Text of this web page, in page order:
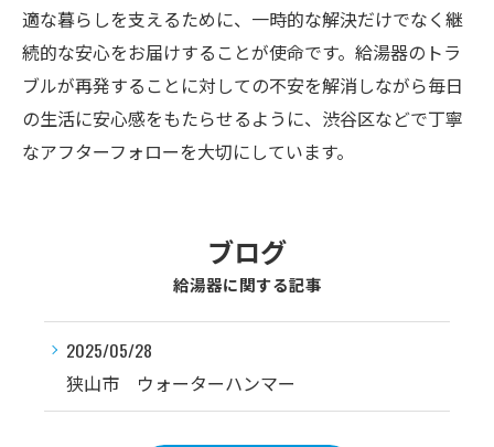
適な暮らしを支えるために、一時的な解決だけでなく継
続的な安心をお届けすることが使命です。給湯器のトラ
ブルが再発することに対しての不安を解消しながら毎日
の生活に安心感をもたらせるように、渋谷区などで丁寧
なアフターフォローを大切にしています。
ブログ
給湯器に関する記事
2025/05/28
狭山市 ウォーターハンマー